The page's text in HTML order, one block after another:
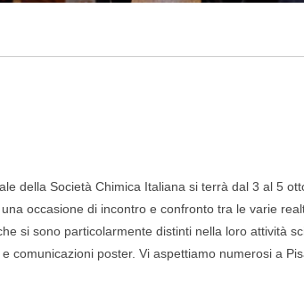
della Società Chimica Italiana si terrà dal 3 al 5
occasione di incontro e confronto tra le varie
si sono particolarmente distinti nella loro attività
comunicazioni poster. Vi aspettiamo numerosi a